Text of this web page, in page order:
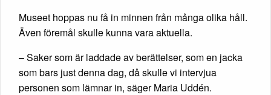
Museet hoppas nu få in minnen från många olika håll.
Även föremål skulle kunna vara aktuella.
– Saker som är laddade av berättelser, som en jacka
som bars just denna dag, då skulle vi intervjua
personen som lämnar in, säger Maria Uddén.